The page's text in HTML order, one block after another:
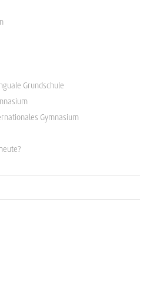
Grundschule
Gymnasium